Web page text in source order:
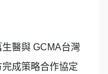
醫與 GCMA台灣
成策略合作協定